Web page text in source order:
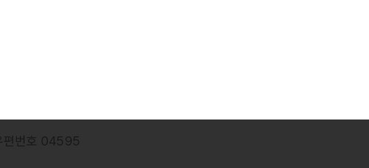
편번호 04595